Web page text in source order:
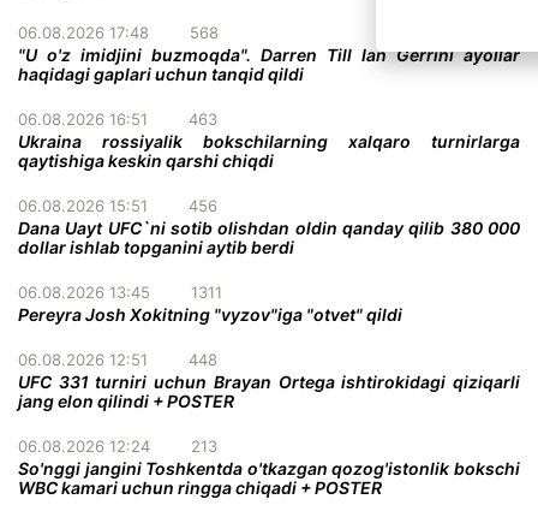
06.08.2026 17:48 568
"U o'z imidjini buzmoqda". Darren Till Ian Gerrini ayollar
haqidagi gaplari uchun tanqid qildi
06.08.2026 16:51 463
Ukraina rossiyalik bokschilarning xalqaro turnirlarga
qaytishiga keskin qarshi chiqdi
06.08.2026 15:51 456
Dana Uayt UFC`ni sotib olishdan oldin qanday qilib 380 000
dollar ishlab topganini aytib berdi
06.08.2026 13:45 1311
Pereyra Josh Xokitning "vyzov"iga "otvet" qildi
06.08.2026 12:51 448
UFC 331 turniri uchun Brayan Ortega ishtirokidagi qiziqarli
jang elon qilindi + POSTER
06.08.2026 12:24 213
So'nggi jangini Toshkentda o'tkazgan qozog'istonlik bokschi
WBC kamari uchun ringga chiqadi + POSTER